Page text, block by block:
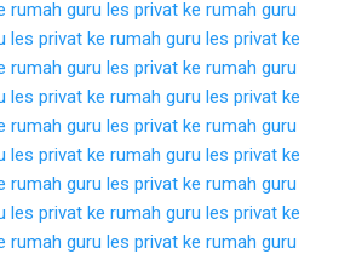
rumah guru les privat ke rumah guru
les privat ke rumah guru les privat ke
rumah guru les privat ke rumah guru
les privat ke rumah guru les privat ke
rumah guru les privat ke rumah guru
les privat ke rumah guru les privat ke
rumah guru les privat ke rumah guru
les privat ke rumah guru les privat ke
rumah guru les privat ke rumah guru